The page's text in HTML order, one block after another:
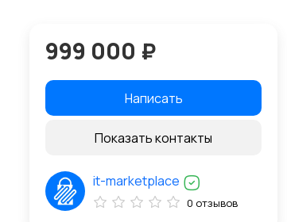
999 000 ₽
Написать
Показать контакты
it-marketplace
0 отзывов